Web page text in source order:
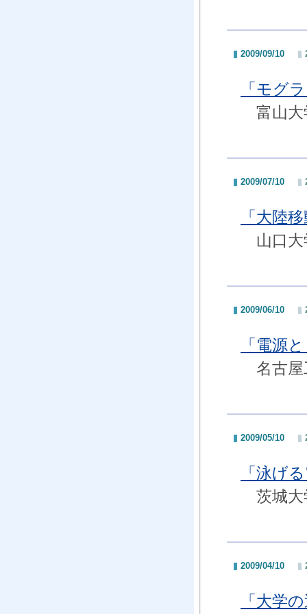
2009/09/10
「モグ
富山大
2009/07/10
「大陸
山口大
2009/06/10
「電源
名古屋
2009/05/10
「泳げ
茨城大
2009/04/10
「大学